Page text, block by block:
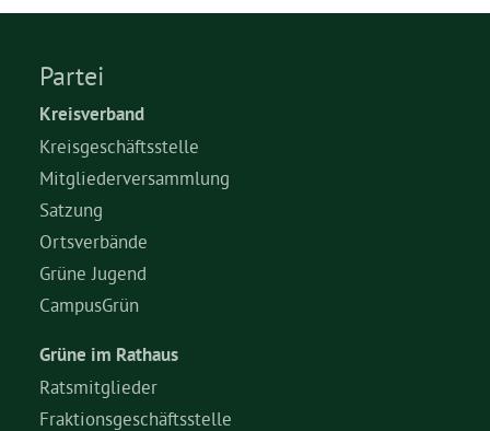
Partei
Kreisverband
Kreisgeschäftsstelle
Mitgliederversammlung
Satzung
Ortsverbände
Grüne Jugend
CampusGrün
Grüne im Rathaus
Ratsmitglieder
Fraktionsgeschäftsstelle